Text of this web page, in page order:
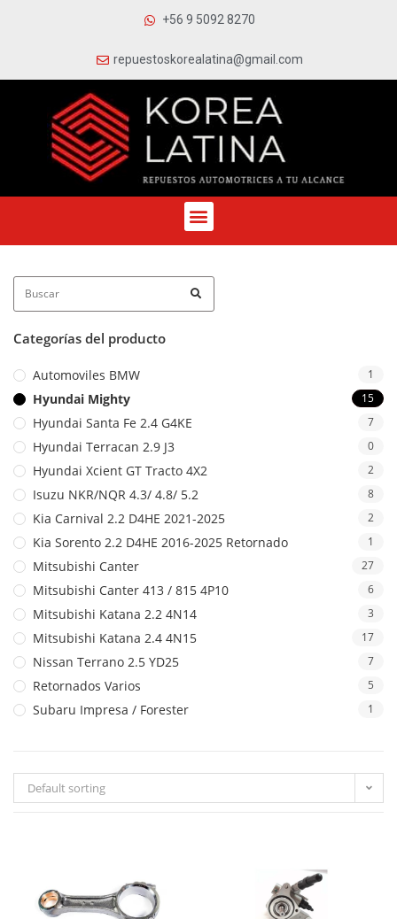
+56 9 5092 8270
repuestoskorealatina@gmail.com
Categorías del producto
Automoviles BMW 1
Hyundai Mighty 15
Hyundai Santa Fe 2.4 G4KE 7
Hyundai Terracan 2.9 J3 0
Hyundai Xcient GT Tracto 4X2 2
Isuzu NKR/NQR 4.3/ 4.8/ 5.2 8
Kia Carnival 2.2 D4HE 2021-2025 2
Kia Sorento 2.2 D4HE 2016-2025 Retornado 1
Mitsubishi Canter 27
Mitsubishi Canter 413 / 815 4P10 6
Mitsubishi Katana 2.2 4N14 3
Mitsubishi Katana 2.4 4N15 17
Nissan Terrano 2.5 YD25 7
Retornados Varios 5
Subaru Impresa / Forester 1
Default sorting